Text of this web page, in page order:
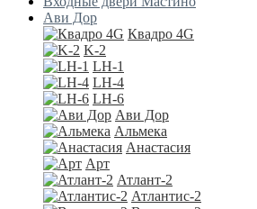
Ави Дор
Квадро 4G
K-2
LH-1
LH-4
LH-6
Ави Дор
Альмека
Анастасия
Арт
Атлант-2
Атлантис-2